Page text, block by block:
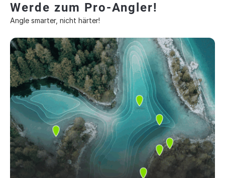
Werde zum Pro-Angler!
Angle smarter, nicht härter!